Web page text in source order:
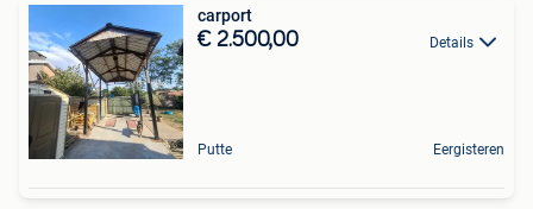
carport
€ 2.500,00 Details
Putte Eergisteren